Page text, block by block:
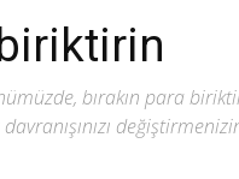
bırakın para